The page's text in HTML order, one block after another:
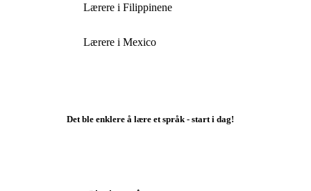
Lærere i Filippinene
Lærere i Mexico
Det ble enklere å lære et språk - start i dag!